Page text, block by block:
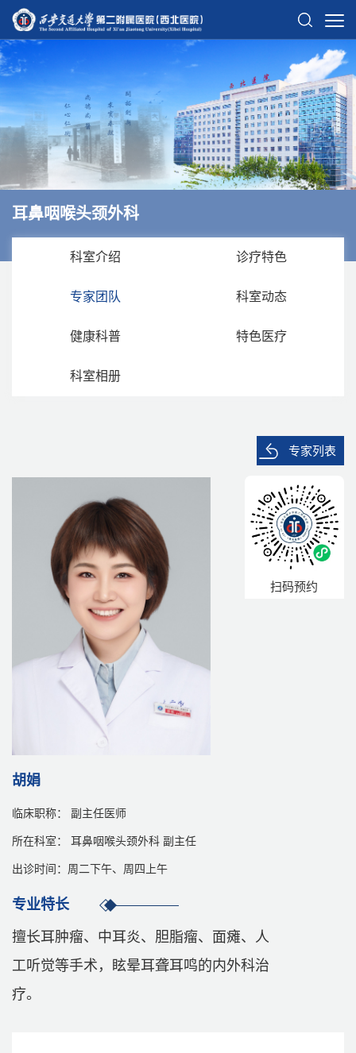
耳鼻咽喉头颈外科
科室介绍 诊疗特色
专家团队 科室动态
健康科普 特色医疗
科室相册
专家列表
胡娟
临床职称： 副主任医师
所在科室： 耳鼻咽喉头颈外科 副主任
出诊时间：周二下午、周四上午
专业特长
擅长耳肿瘤、中耳炎、胆脂瘤、面瘫、人
工听觉等手术，眩晕耳聋耳鸣的内外科治
疗。
扫码预约